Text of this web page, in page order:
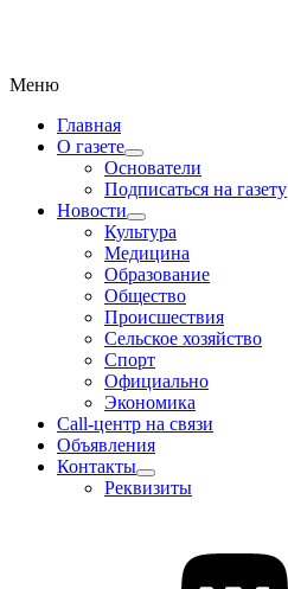
Меню
Главная
О газете
Основатели
Подписаться на газету
Новости
Культура
Медицина
Образование
Общество
Происшествия
Сельское хозяйство
Спорт
Официально
Экономика
Call-центр на связи
Объявления
Контакты
Реквизиты